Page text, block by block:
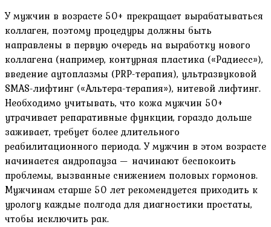
У мужчин в возрасте 50+ прекращает вырабатываться
коллаген, поэтому процедуры должны быть
направлены в первую очередь на выработку нового
коллагена (например, контурная пластика («Радиесс»),
введение аутоплазмы (PRP-терапия), ультразвуковой
SMAS-лифтинг («Альтера-терапия»), нитевой лифтинг.
Необходимо учитывать, что кожа мужчин 50+
утрачивает репаративные функции, гораздо дольше
заживает, требует более длительного
реабилитационного периода. У мужчин в этом возрасте
начинается андропауза — начинают беспокоить
проблемы, вызванные снижением половых гормонов.
Мужчинам старше 50 лет рекомендуется приходить к
урологу каждые полгода для диагностики простаты,
чтобы исключить рак.